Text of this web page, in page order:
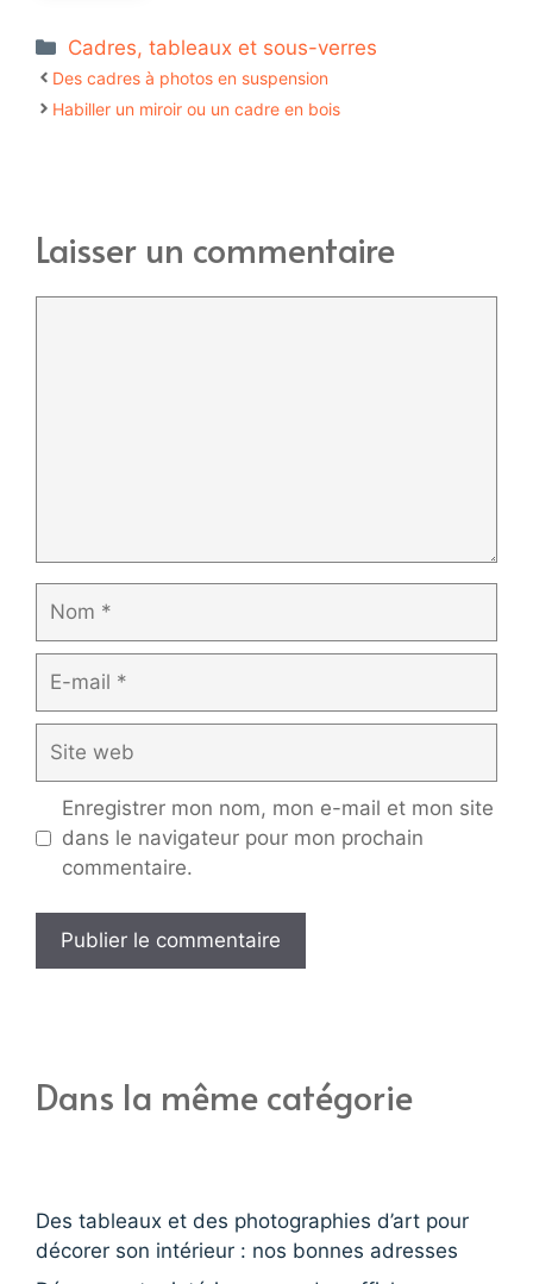
Catégories
Cadres, tableaux et sous-verres
Des cadres à photos en suspension
Habiller un miroir ou un cadre en bois
Laisser un commentaire
mail
web
Enregistrer mon nom, mon e-mail et mon site
dans le navigateur pour mon prochain
commentaire.
Dans la même catégorie
Des tableaux et des photographies d’art pour
décorer son intérieur : nos bonnes adresses